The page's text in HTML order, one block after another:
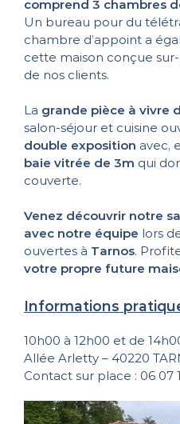
comprend 3 chambres
Un bureau pour du
chambre d’appoint a
cette maison conçue
de nos clients.
La grande pièce à vivre
salon-séjour et cuisine
double exposition avec,
baie vitrée de 3m qui
couverte.
Venez découvrir notre
avec notre équipe lors
ouvertes à Tarnos.
votre propre future
Informations
10h00 à 12h00 et de
Allée Arletty – 40220
Contact sur place : 06 07